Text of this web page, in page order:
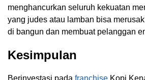
menghancurkan seluruh kekuatan
yang judes atau lamban bisa
di bangun dan membuat pelanggan
Kesimpulan
Berinvestasi pada franchise Kopi